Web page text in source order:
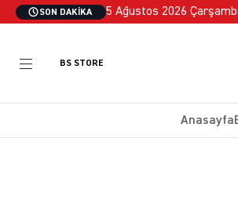
SON DAKIKA 5 Ağustos 2026
BS STORE
Anasayfa